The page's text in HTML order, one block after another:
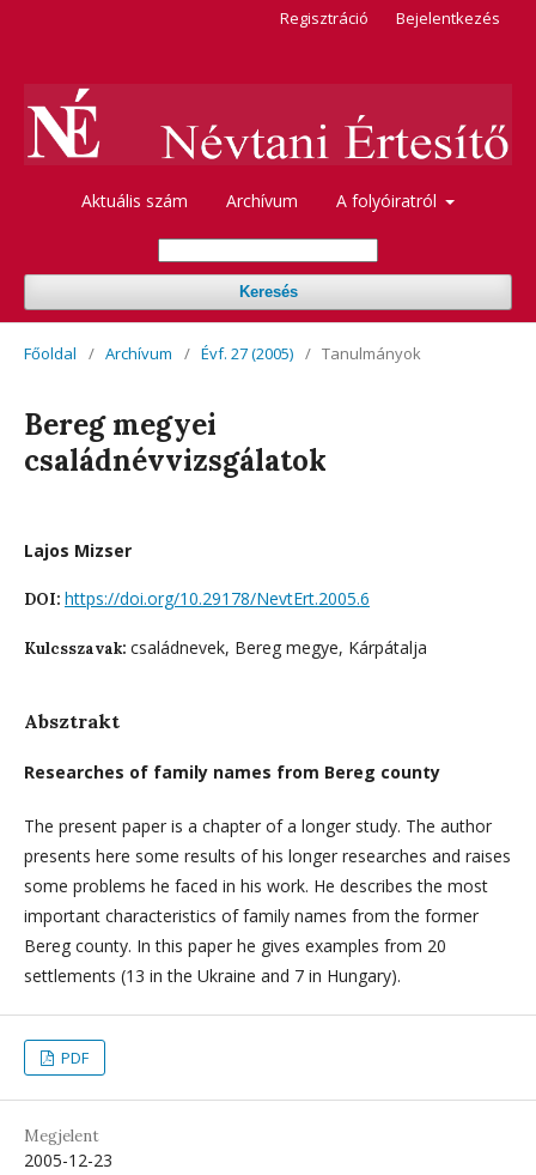
Aktuális szám Archívum A folyóiratról
Keresés
Regisztráció Bejelentkezés
Főoldal / Archívum / Évf. 27 (2005) / Tanulmányok
Bereg megyei
családnévvizsgálatok
Lajos Mizser
DOI: https://doi.org/10.29178/NevtErt.2005.6
Kulcsszavak: családnevek, Bereg megye, Kárpátalja
Absztrakt
Researches of family names from Bereg county
The present paper is a chapter of a longer study. The author
presents here some results of his longer researches and raises
some problems he faced in his work. He describes the most
important characteristics of family names from the former
Bereg county. In this paper he gives examples from 20
settlements (13 in the Ukraine and 7 in Hungary).
PDF
Megjelent
2005-12-23